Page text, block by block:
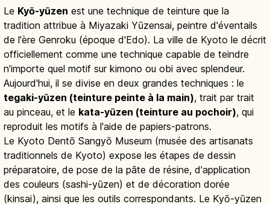
Le Kyō-yūzen est une technique de teinture que la
tradition attribue à Miyazaki Yūzensai, peintre d'éventails
de l'ère Genroku (époque d'Edo). La ville de Kyoto le décrit
officiellement comme une technique capable de teindre
n'importe quel motif sur kimono ou obi avec splendeur.
Aujourd'hui, il se divise en deux grandes techniques : le
tegaki-yūzen (teinture peinte à la main), trait par trait
au pinceau, et le kata-yūzen (teinture au pochoir), qui
reproduit les motifs à l'aide de papiers-patrons.
Le Kyoto Dentō Sangyō Museum (musée des artisanats
traditionnels de Kyoto) expose les étapes de dessin
préparatoire, de pose de la pâte de résine, d'application
des couleurs (sashi-yūzen) et de décoration dorée
(kinsai), ainsi que les outils correspondants. Le Kyō-yūzen